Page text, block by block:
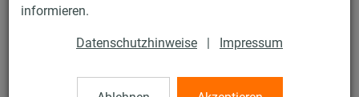
informieren.
Datenschutzhinweise | Impressum
MPC-Systemschienen